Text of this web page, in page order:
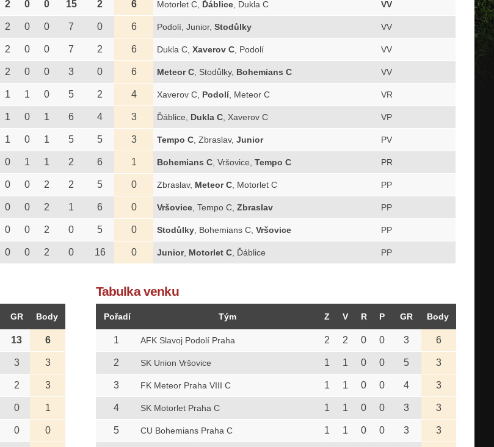
2 0 0 15 2 6 Motorlet C, Ďáblice, Dukla C VV
2 0 0 7 0 6 Podolí, Junior, Stodůlky VV
2 0 0 7 2 6 Dukla C, Xaverov C, Podolí VV
2 0 0 3 0 6 Meteor C, Stodůlky, Bohemians C VV
1 1 0 5 2 4 Xaverov C, Podolí, Meteor C VR
1 0 1 6 4 3 Ďáblice, Dukla C, Xaverov C VP
1 0 1 5 5 3 Tempo C, Zbraslav, Junior PV
0 1 1 2 6 1 Bohemians C, Vršovice, Tempo C PR
0 0 2 2 5 0 Zbraslav, Meteor C, Motorlet C PP
0 0 2 1 6 0 Vršovice, Tempo C, Zbraslav PP
0 0 2 0 5 0 Stodůlky, Bohemians C, Vršovice PP
0 0 2 0 16 0 Junior, Motorlet C, Ďáblice PP
GR Body
13 6
3 3
2 3
0 1
0 0
Tabulka venku
Pořadí Tým Z V R P GR Body
1 AFK Slavoj Podolí Praha 2 2 0 0 3 6
2 SK Union Vršovice 1 1 0 0 5 3
3 FK Meteor Praha VIII C 1 1 0 0 4 3
4 SK Motorlet Praha C 1 1 0 0 3 3
5 CU Bohemians Praha C 1 1 0 0 3 3